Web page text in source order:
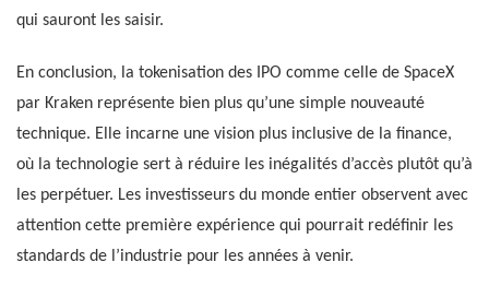
qui sauront les saisir.
En conclusion, la tokenisation des IPO comme celle de SpaceX
par Kraken représente bien plus qu’une simple nouveauté
technique. Elle incarne une vision plus inclusive de la finance,
où la technologie sert à réduire les inégalités d’accès plutôt qu’à
les perpétuer. Les investisseurs du monde entier observent avec
attention cette première expérience qui pourrait redéfinir les
standards de l’industrie pour les années à venir.